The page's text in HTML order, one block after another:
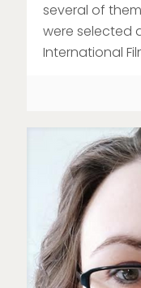
several of
were selected
International